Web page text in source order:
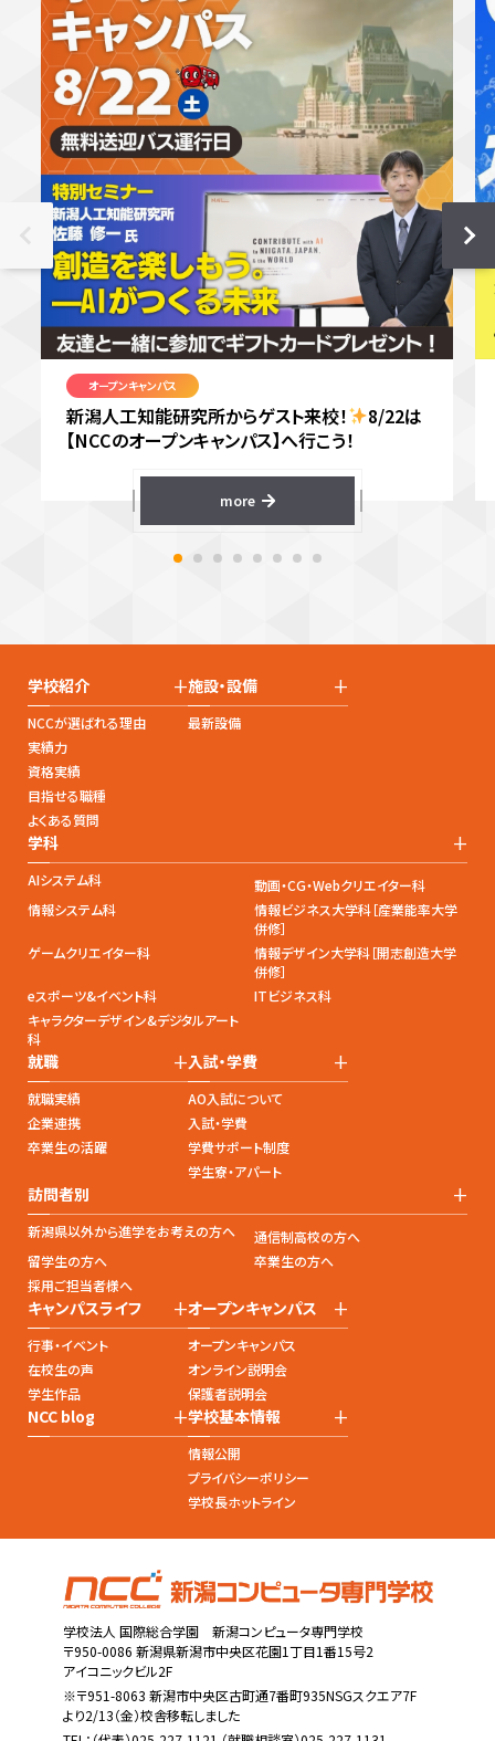
オープンキャンパス
新潟人工知能研究所からゲスト来校！
8/22は
【NCCのオープンキャンパス】へ行こう！
more
学校紹介 +
NCCが選ばれる理由
実績力
資格実績
目指せる職種
よくある質問
施設・設備 +
最新設備
学科 +
AIシステム科
動画・CG・Webクリエイター科
情報システム科
情報ビジネス大学科［産業能率大学
併修］
ゲームクリエイター科
情報デザイン大学科［開志創造大学
併修］
eスポーツ&イベント科
ITビジネス科
キャラクターデザイン&デジタルアート
科
就職 +
就職実績
企業連携
卒業生の活躍
入試・学費 +
AO入試について
入試・学費
学費サポート制度
学生寮・アパート
訪問者別 +
新潟県以外から進学をお考えの方へ
通信制高校の方へ
留学生の方へ
卒業生の方へ
採用ご担当者様へ
キャンパスライフ +
行事・イベント
在校生の声
学生作品
オープンキャンパス +
オープンキャンパス
オンライン説明会
保護者説明会
NCC blog +学校基本情報 +
情報公開
プライバシーポリシー
学校長ホットライン
学校法人 国際総合学園 新潟コンピュータ専門学校
〒950-0086 新潟県新潟市中央区花園1丁目1番15号2
アイコニックビル2F
※〒951-8063 新潟市中央区古町通7番町935NSGスクエア7F
より2/13（金）校舎移転しました